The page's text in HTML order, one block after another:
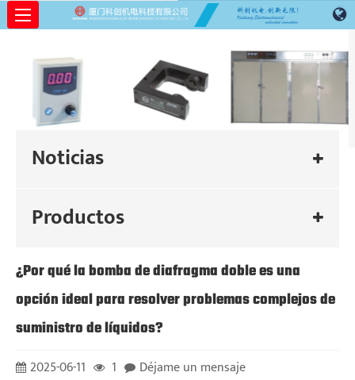
Noticias
Productos
¿Por qué la bomba de diafragma doble es una
opción ideal para resolver problemas complejos de
suministro de líquidos?
2025-06-11 1
Déjame un mensaje